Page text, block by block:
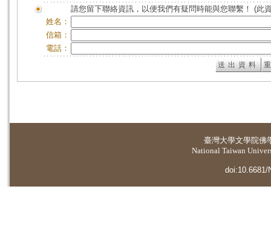
請您留下聯絡資訊，以便我們有疑問時能與您聯繫！ (此
姓名：
信箱：
電話：
臺灣大學文學院佛
National Taiwan
doi:10.6681/